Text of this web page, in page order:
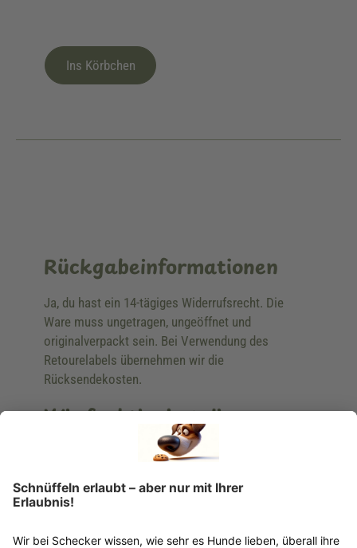
Ins Körbchen
Rückgabeinformationen
Ja, du hast ein 14-tägiges Widerrufsrecht. Die
Ware muss ungetragen, ungeöffnet und
originalverpackt sein. Bei Verwendung des
Retourelabels übernehmen wir die
Rücksendekosten.
Wie funktioniert die
Rücksendung?
Bitte fülle das Rücksendeformular aus. Dieses
findest du online. Verpacke die Artikel
Rücksendeetikett auf das Paket. Dieses kannst du